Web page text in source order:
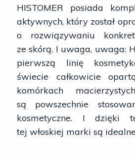
HISTOMER posiada
aktywnych, który został
o rozwiązywaniu
ze skórą. I uwaga, uwaga:
pierwszą linię
świecie całkowicie
komórkach
są powszechnie
kosmetyczne. I dzięki
tej włoskiej marki są